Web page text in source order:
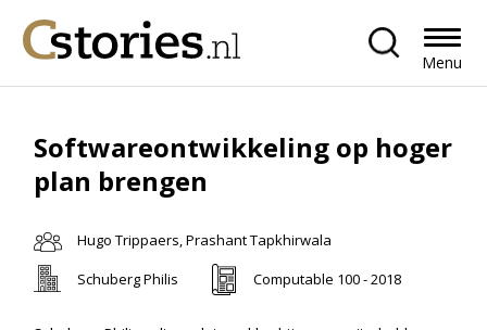
Menu
Softwareontwikkeling op hoger
plan brengen
Hugo Trippaers, Prashant Tapkhirwala
Schuberg Philis
Computable 100 - 2018